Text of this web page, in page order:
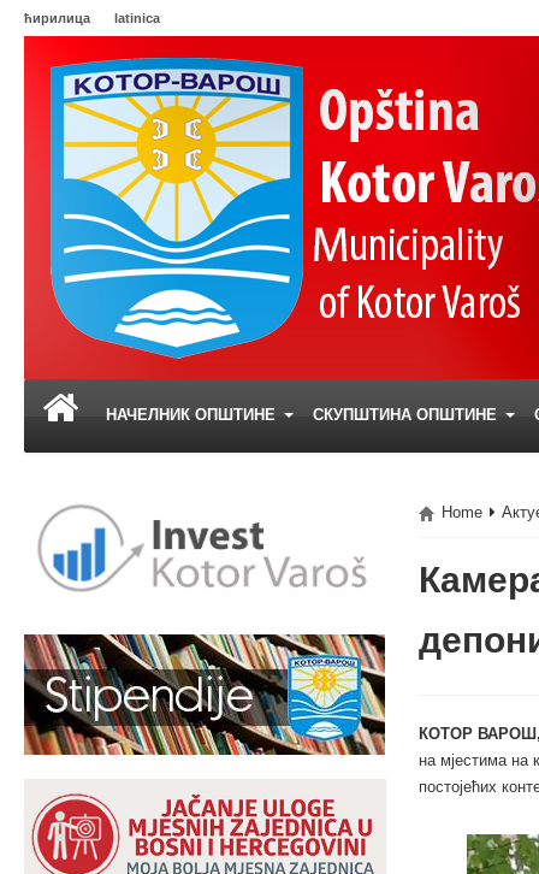
ћирилица latinica
НАЧЕЛНИК ОПШТИНЕ СКУПШТИНА ОПШТИНЕ
Home
КОТОР
на мјестима на
постојећих